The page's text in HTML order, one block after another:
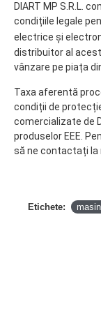
DIART MP S.R.L.
condițiile legale
electrice și
distribuitor al
vânzare pe piața
Taxa aferentă
condiții de
comercializate de
produselor EEE.
să ne contactați la
Etichete: